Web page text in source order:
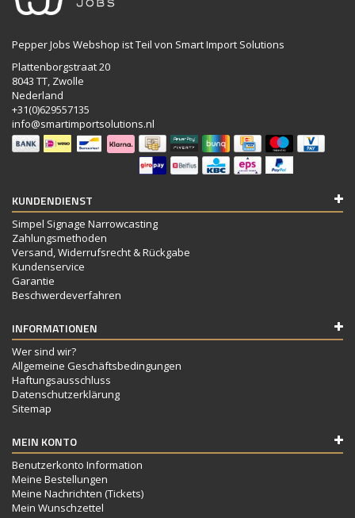
Pepper Jobs Webshop ist Teil von Smart Import Solutions
Plattenborgstraat 20
8043 TT, Zwolle
Nederland
+31(0)629557135
info@smartimportsolutions.nl
KUNDENDIENST
Simpel Signage Narrowcasting
Zahlungsmethoden
Versand, Widerrufsrecht & Rückgabe
Kundenservice
Garantie
Beschwerdeverfahren
INFORMATIONEN
Wer sind wir?
Allgemeine Geschäftsbedingungen
Haftungsausschluss
Datenschutzerklärung
Sitemap
MEIN KONTO
Benutzerkonto Information
Meine Bestellungen
Meine Nachrichten (Tickets)
Mein Wunschzettel